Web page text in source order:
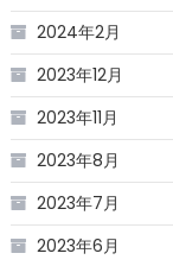
2024年2月
2023年12月
2023年11月
2023年8月
2023年7月
2023年6月